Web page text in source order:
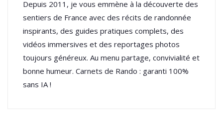
Depuis 2011, je vous emmène à la découverte des
sentiers de France avec des récits de randonnée
inspirants, des guides pratiques complets, des
vidéos immersives et des reportages photos
toujours généreux. Au menu partage, convivialité et
bonne humeur. Carnets de Rando : garanti 100%
sans IA !